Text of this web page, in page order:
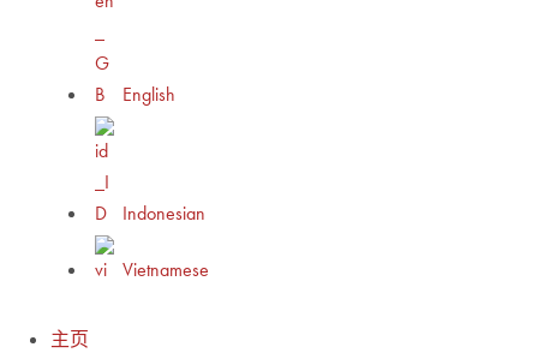
English
Indonesian
Vietnamese
主页